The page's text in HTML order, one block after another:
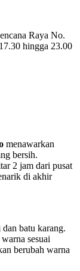
Raya No.
hingga 23.00
menawarkan
bersih.
2 jam dari pusat
di akhir
batu karang.
sesuai
berubah warna